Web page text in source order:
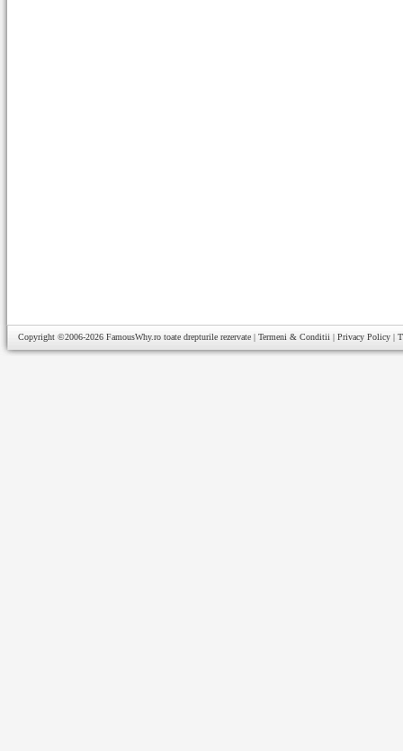
Copyright ©2006-2026 FamousWhy.ro toate drepturile rezervate | Termeni & Conditii | Privacy Policy |